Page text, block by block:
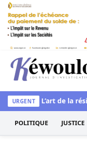
Aller au contenu
Kéwoulo, le premier
URGENTL’art de la
POLITIQUE JUSTICE